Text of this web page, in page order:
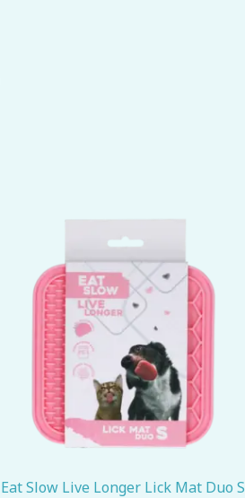
Eat Slow Live Longer Lick Mat Duo S